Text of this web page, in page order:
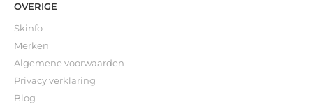
OVERIGE
Skinfo
Merken
Algemene voorwaarden
Privacy verklaring
Blog